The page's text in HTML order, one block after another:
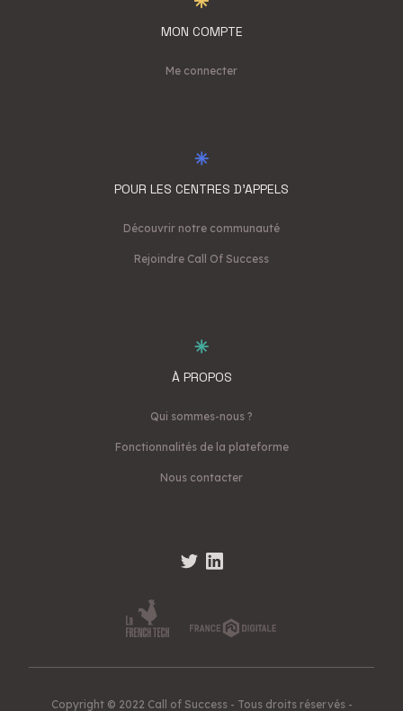
MON COMPTE
Me connecter
POUR LES CENTRES D'APPELS
Découvrir notre communauté
Rejoindre Call Of Success
À PROPOS
Qui sommes-nous ?
Fonctionnalités de la plateforme
Nous contacter
Copyright © 2022 Call of Success - Tous droits réservés -